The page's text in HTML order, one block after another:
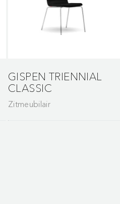
GISPEN TRIENNIAL
CLASSIC
Zitmeubilair